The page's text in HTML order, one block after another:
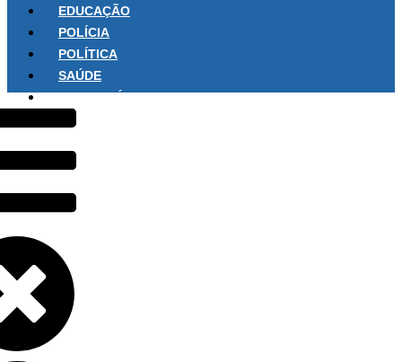
EDUCAÇÃO
POLÍCIA
POLÍTICA
SAÚDE
SOBRE NÓS